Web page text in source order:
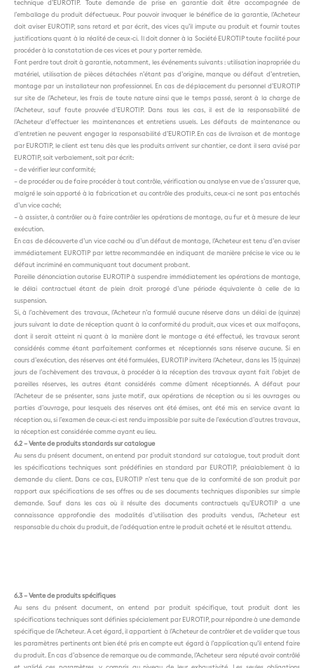
technique d’EUROTIP. Toute demande de prise en garantie doit être accompagnée de
l’emballage du produit défectueux. Pour pouvoir invoquer
le bénéfice de la garantie, l’Acheteur
doit aviser EUROTIP, sans retard et par écrit, des vices qu’il impute au produit et fournir toutes
justifications quant à la réalité de ceux-ci. Il doit donner à la Société EUROTIP toute facilité pour
procéder à la constatation de ces vices et pour y porter remède.
Font perdre tout droit à garantie, notamment, les événements suivants : utilisation inapropriée du
matériel, utilisation de pièces détachées n’étant pas d’origine, manque ou défaut d’entretien,
montage par un installateur non professionnel. En cas de déplacement du personnel d’EUROTIP
sur site de l’Acheteur, les frais de toute nature ainsi que le temps passé, seront à la charge de
l’Acheteur, sauf faute prouvée d’EUROTIP. Dans tous les cas, il est de la responsabilité de
l’Acheteur d’effectuer les maintenances et entretiens usuels. Les défauts de maintenance ou
d’entretien ne peuvent engager la responsabilité d’EUROTIP. En cas de livraison et de montage
par EUROTIP, le client est tenu dès que les produits arrivent sur chantier, ce dont il sera avisé par
EUROTIP, soit verbalement, soit par écrit:
– de vérifier leur conformité;
– de procéder ou de faire procéder à tout contrôle, vérification ou analyse en vue de s’assurer que,
malgré le soin apporté à la fabrication et au contrôle des produits, ceux-ci ne sont pas entachés
d’un vice caché;
– à assister, à contrôler ou à faire contrôler les opérations de montage, au fur et à mesure de leur
exécution.
En cas de découverte d’un vice caché ou d’un défaut de montage, l’Acheteur est tenu d’en aviser
immédiatement EUROTIP par lettre recommandée en indiquant de manière précise le vice ou le
défaut incriminé en communiquant tout document probant.
Pareille dénonciation autorise EUROTIP à suspendre immédiatement les opérations de montage,
le délai contractuel étant de plein droit prorogé d’une période équivalente à celle de la
suspension.
Si, à l’achèvement des travaux, l’Acheteur n’a formulé aucune réserve dans un délai de (quinze)
jours suivant la date de réception quant à la conformité du produit, aux vices et aux malfaçons,
dont il serait atteint ni quant à la manière dont le montage a été effectué, les travaux seront
considérés comme étant parfaitement conformes et réceptionnés sans réserve aucune. Si en
cours d’exécution, des réserves ont été formulées, EUROTIP invitera l’Acheteur, dans les 15 (quinze)
jours de l’achèvement des travaux, à procéder à la réception des travaux ayant fait l’objet de
pareilles réserves, les autres étant considérés comme dûment réceptionnés. A défaut pour
l’Acheteur de se présenter, sans juste motif, aux opérations de réception ou si les ouvrages ou
parties d’ouvrage, pour lesquels des réserves ont été émises, ont été mis en service avant la
réception ou, si l’examen de ceux-ci est rendu impossible par suite de l’exécution d’autres travaux,
la réception est considérée comme ayant eu lieu.
6.2 – Vente de produits standards sur catalogue
Au sens du présent document, on entend par produit standard sur catalogue, tout produit dont
les spécifications techniques sont prédéfinies en standard par EUROTIP, préalablement à la
demande du client. Dans ce cas, EUROTIP n’est tenu que de la conformité de son produit par
rapport aux spécifications de ses offres ou de ses documents techniques disponibles sur simple
demande. Sauf dans les cas où il résulte des documents contractuels qu’EUROTIP a une
connaissance approfondie des modalités d’utilisation des produits vendus, l’Acheteur est
responsable du choix du produit, de l’adéquation entre le produit acheté et le résultat attendu.
6.3 – Vente de produits spécifiques
Au sens du présent document, on entend par produit spécifique, tout produit dont les
spécifications techniques sont définies spécialement par EUROTIP, pour répondre à une demande
spécifique de l’Acheteur. A cet égard, il appartient à l’Acheteur de contrôler et de valider que tous
les paramètres pertinents ont bien été pris en compte eut égard à l’application qu’il entend faire
du produit. En cas d’absence de remarque ou de commande, l’Acheteur sera réputé avoir contrôlé